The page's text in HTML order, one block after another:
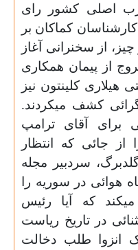
اصلی کشور رای
کماکان بر
از سخنرانی آغاز
از پیمان همکاری
هیلاری کلینتون نیز
کشف میکردند.
برای آقای ترامپ
از جائی که انتظار
سردبیر مجله
هوائی در سوریه را
میکند که آیا رئیس
در تاریخ ریاست
انزوا طلب دخالت